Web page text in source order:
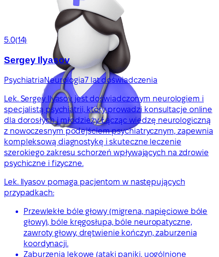
5.0(14)
Sergey Ilyasov
PsychiatriaNeurologia7 lat doświadczenia
Lek. Sergey Ilyasov jest doświadczonym neurologiem i
specjalistą psychiatrii, który prowadzi konsultacje online
dla dorosłych i młodzieży. Łącząc wiedzę neurologiczną
z nowoczesnym podejściem psychiatrycznym, zapewnia
kompleksową diagnostykę i skuteczne leczenie
szerokiego zakresu schorzeń wpływających na zdrowie
psychiczne i fizyczne.
Lek. Ilyasov pomaga pacjentom w następujących
przypadkach:
Przewlekłe bóle głowy (migrena, napięciowe bóle
głowy), bóle kręgosłupa, bóle neuropatyczne,
zawroty głowy, drętwienie kończyn, zaburzenia
koordynacji.
Zaburzenia lękowe (ataki paniki, uogólnione